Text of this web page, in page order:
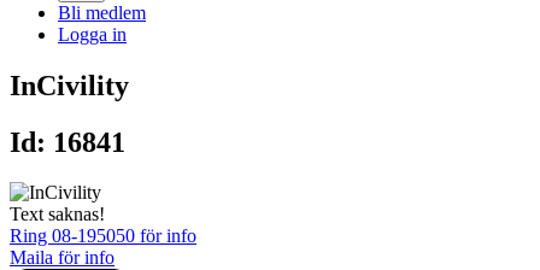
Bli medlem
Logga in
InCivility
Id: 16841
Text saknas!
Ring 08-195050 för info
Maila för info